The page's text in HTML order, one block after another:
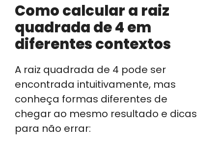
Como calcular a raiz
quadrada de 4 em
diferentes contextos
A raiz quadrada de 4 pode ser
encontrada intuitivamente, mas
conheça formas diferentes de
chegar ao mesmo resultado e dicas
para não errar: